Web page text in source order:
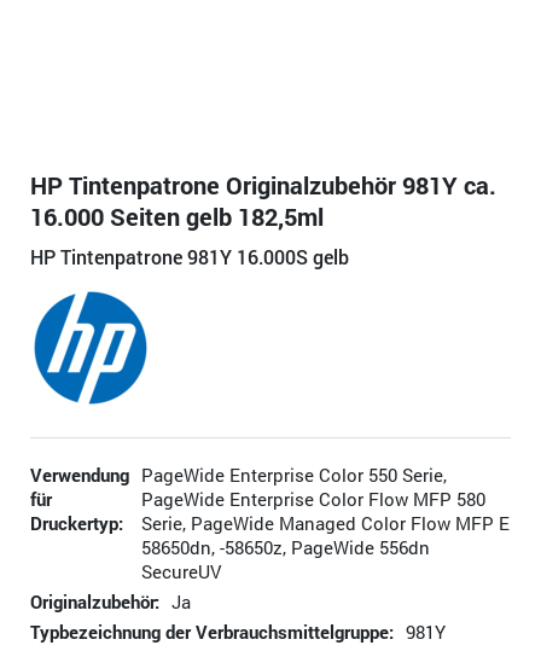
HP Tintenpatrone Originalzubehör 981Y ca.
16.000 Seiten gelb 182,5ml
HP Tintenpatrone 981Y 16.000S gelb
Verwendung
für
Druckertyp:
PageWide Enterprise Color 550 Serie,
PageWide Enterprise Color Flow MFP 580
Serie, PageWide Managed Color Flow MFP E
58650dn, -58650z, PageWide 556dn
SecureUV
Originalzubehör: Ja
Typbezeichnung der Verbrauchsmittelgruppe: 981Y